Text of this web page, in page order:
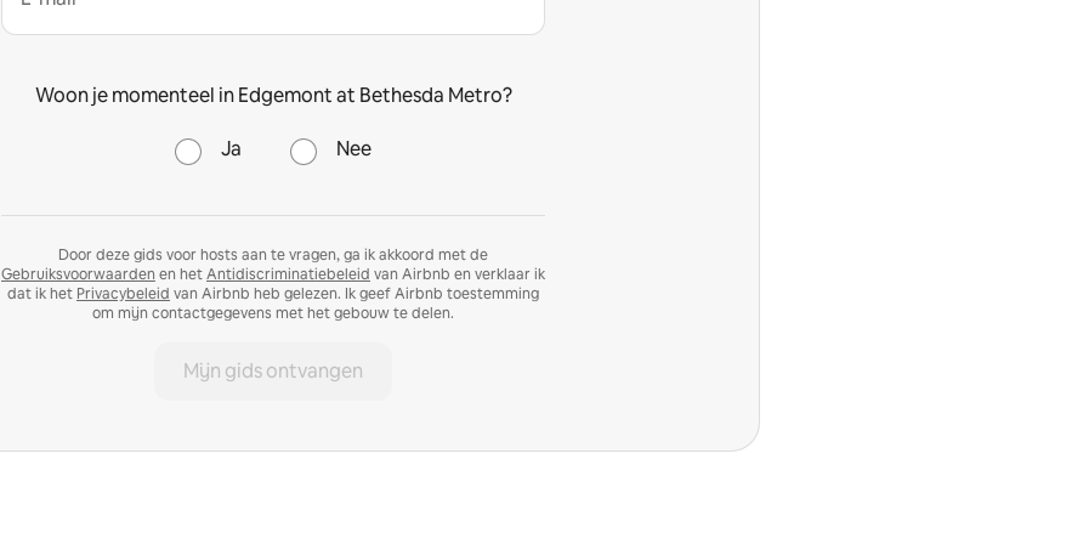
Woon je momenteel in Edgemont at Bethesda Metro?
Ja Nee
Door deze gids voor hosts aan te vragen, ga ik akkoord met de
Gebruiksvoorwaarden en hetAntidiscriminatiebeleid van Airbnb en verklaar ik
dat ik het Privacybeleid van Airbnb heb gelezen. Ik geef Airbnb toestemming
om mijn contactgegevens met het gebouw te delen.
Mijn gids ontvangen